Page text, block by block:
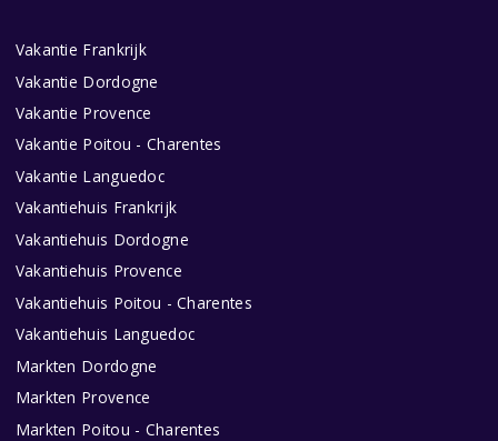
Vakantie Frankrijk
Vakantie Dordogne
Vakantie Provence
Vakantie Poitou - Charentes
Vakantie Languedoc
Vakantiehuis Frankrijk
Vakantiehuis Dordogne
Vakantiehuis Provence
Vakantiehuis Poitou - Charentes
Vakantiehuis Languedoc
Markten Dordogne
Markten Provence
Markten Poitou - Charentes